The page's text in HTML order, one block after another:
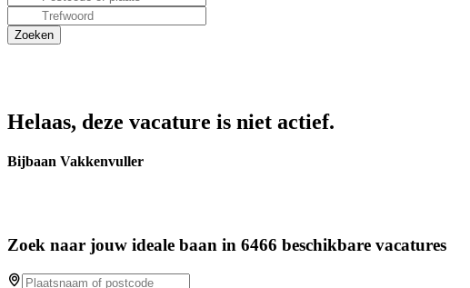
Helaas, deze vacature is niet actief.
Bijbaan Vakkenvuller
Zoek naar jouw ideale baan in 6466 beschikbare vacatures